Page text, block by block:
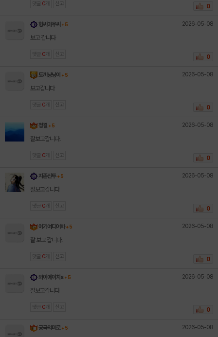
댓글 0 개 신고 0
형씨아우씨 + 5 2026-05-08
보고 갑니다
댓글 0 개 신고 0
토끼냥냥이 + 5 2026-05-08
보고갑니다
댓글 0 개 신고 0
청결 + 5 2026-05-08
잘보고갑니다.
댓글 0 개 신고 0
지존신투 + 5 2026-05-08
잘보고갑니다
댓글 0 개 신고 0
어기여디어차 + 5 2026-05-08
잘 보고 갑니다.
댓글 0 개 신고 0
와이에이치s + 5 2026-05-08
잘보고갑니다
댓글 0 개 신고 0
궁극의미로 + 5 2026-05-08